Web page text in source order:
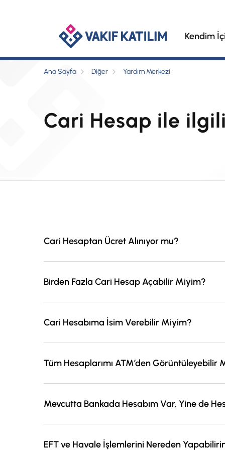
Kendim
Ana Sayfa Diğer Yardım Merkezi
Cari Hesap ile
Cari Hesaptan Ücret Alınıyor mu?
Birden Fazla Cari Hesap Açabilir Miyim?
kalacak şekilde birden fazla ek numarası hesabınıza
Cari Hesabıma İsim Verebilir Miyim?
Tüm Hesaplarımı ATM’den Görüntüleyebilir
hesaplarınızı Vakıf Katılım ATM ve Kamu
Mevcutta Bankada Hesabım Var, Yine de
Mevcutta hesabınız bulunması durumunda şubeye
EFT ve Havale İşlemlerini Nereden